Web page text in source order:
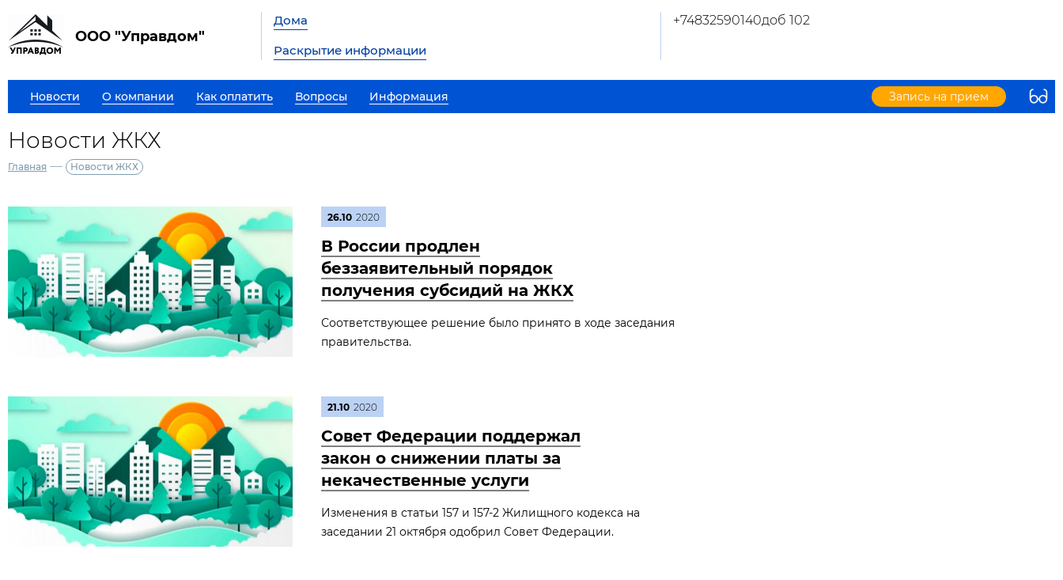
ООО "Управдом"
Дома
Раскрытие информации
+74832590140доб 102
Новости О компании Как оплатить Вопросы Информация Запись на прием
Новости ЖКХ
Главная — Новости ЖКХ
26.10 2020
В России продлен
беззаявительный порядок
получения субсидий на ЖКХ
Соответствующее решение было принято в ходе заседания
правительства.
21.10 2020
Совет Федерации поддержал
закон о снижении платы за
некачественные услуги
Изменения в статьи 157 и 157-2 Жилищного кодекса на
заседании 21 октября одобрил Совет Федерации.